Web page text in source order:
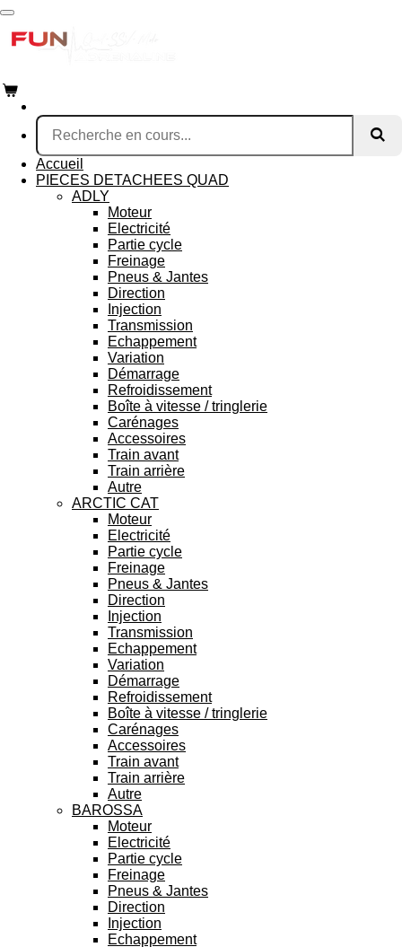
Passer
au
contenu
Accueil
PIECES DETACHEES QUAD
ADLY
Moteur
Electricité
Partie cycle
Freinage
Pneus & Jantes
Direction
Injection
Transmission
Echappement
Variation
Démarrage
Refroidissement
Boîte à vitesse / tringlerie
Carénages
Accessoires
Train avant
Train arrière
Autre
ARCTIC CAT
Moteur
Electricité
Partie cycle
Freinage
Pneus & Jantes
Direction
Injection
Transmission
Echappement
Variation
Démarrage
Refroidissement
Boîte à vitesse / tringlerie
Carénages
Accessoires
Train avant
Train arrière
Autre
BAROSSA
Moteur
Electricité
Partie cycle
Freinage
Pneus & Jantes
Direction
Injection
Echappement